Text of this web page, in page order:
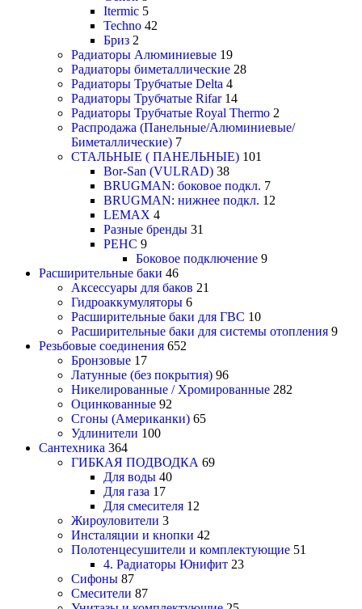
Itermic 5
Techno 42
Бриз 2
Радиаторы Алюминиевые 19
Радиаторы биметаллические 28
Радиаторы Трубчатые Delta 4
Радиаторы Трубчатые Rifar 14
Радиаторы Трубчатые Royal Thermo 2
Распродажа (Панельные/Алюминиевые/
Биметаллические) 7
СТАЛЬНЫЕ ( ПАНЕЛЬНЫЕ) 101
Bor-San (VULRAD) 38
BRUGMAN: боковое подкл. 7
BRUGMAN: нижнее подкл. 12
LEMAX 4
Разные бренды 31
РЕНС 9
Боковое подключение 9
Расширительные баки 46
Аксессуары для баков 21
Гидроаккумуляторы 6
Расширительные баки для ГВС 10
Расширительные баки для системы отопления 9
Резьбовые соединения 652
Бронзовые 17
Латунные (без покрытия) 96
Никелированные / Хромированные 282
Оцинкованные 92
Сгоны (Американки) 65
Удлинители 100
Сантехника 364
ГИБКАЯ ПОДВОДКА 69
Для воды 40
Для газа 17
Для смесителя 12
Жироуловители 3
Инсталяции и кнопки 42
Полотенцесушители и комплектующие 51
4. Радиаторы Юнифит 23
Сифоны 87
Смесители 87